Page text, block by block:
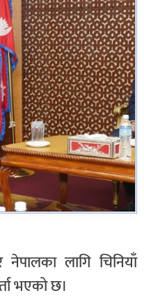
नेपालका लागि चिनियाँ
भएको छ।